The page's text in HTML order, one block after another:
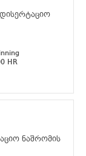
HR
ნაშრომის